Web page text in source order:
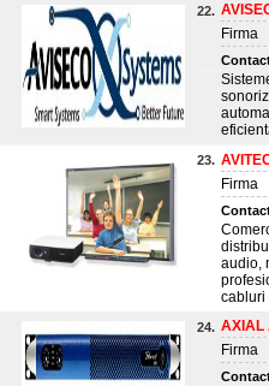
22.
Firma
23.
Firma
audio,
cabluri
24. AXIAL
Firma